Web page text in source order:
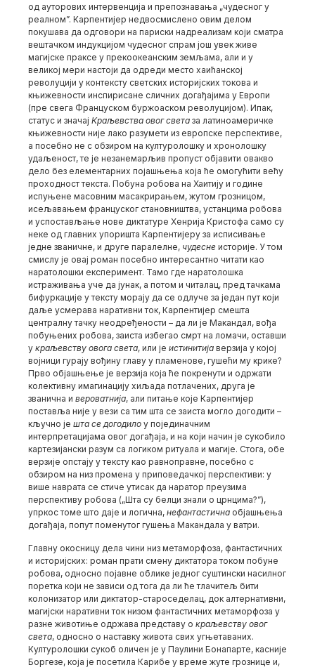
од ауторових интервенција и препознавања „чудесног у
реалном”. Карпентијер недвосмислено овим делом
покушава да одговори на париски надреализам који сматра
вештачком индукцијом чудесног спрам још увек живе
магијске праксе у прекоокеанским земљама, али и у
великој мери настоји да одреди место хаићанској
револуцији у контексту светских историјских токова и
књижевности инспирисане сличних догађајима у Европи
(пре свега Француском буржоаском револуцијом). Ипак,
статус и значај Краљевства овог света за латиноамеричке
књижевности није лако разумети из европске перспективе,
а посебно не с обзиром на културолошку и хронолошку
удаљеност, те је незанемарљив пропуст објавити овакво
дело без елементарних појашњења која ће омогућити већу
проходност текста. Побуна робова на Хаитију и године
испуњене масовним масакрирањем, жутом грозницом,
исељавањем француског становништва, устанцима робова
и успостављање нове диктатуре Хенрија Кристофа само су
неке од главних упоришта Карпентијеру за исписивање
једне званичне, и друге паралелне, чудесне историје. У том
смислу је овај роман посебно интересантно читати као
наратолошки експеримент. Тамо где наратолошка
истраживања уче да јунак, а потом и читалац, пред тачкама
бифуркације у тексту морају да се одлуче за један пут који
даље усмерава наративни ток, Карпентијер смешта
централну тачку неодређености – да ли је Макандал, вођа
побуњених робова, заиста избегао смрт на ломачи, оставши
у краљевству овога света, или је истинитија верзија у којој
војници гурају вођину главу у пламенове, гушећи му крике?
Прво објашњење је верзија која ће покренути и одржати
колективну имагинацију хиљада потлачених, друга је
званична и вероватнија, али питање које Карпентијер
поставља није у вези са тим шта се заиста могло догодити –
кључно је шта се догодило у појединачним
интерпретацијама овог догађаја, и на који начин је сукобило
картезијански разум са логиком ритуала и магије. Стога, обе
верзије опстају у тексту као равноправне, посебно с
обзиром на низ промена у приповедачкој перспективи: у
више наврата се стиче утисак да наратор преузима
перспективу робова („Шта су белци знали о црнцима?”),
упркос томе што даје и логична, нефантастична објашњења
догађаја, попут поменутог гушења Макандала у ватри.
Главну окосницу дела чини низ метаморфоза, фантастичних
и историјских: роман прати смену диктатора током побуне
робова, односно појавне облике једног суштински насилног
поретка који не зависи од тога да ли ће тлачитељ бити
колонизатор или диктатор-староседелац, док алтернативни,
магијски наративни ток низом фантастичних метаморфоза у
разне животиње одржава представу о краљевству овог
света, односно о наставку живота свих угњетаваних.
Културолошки сукоб оличен је у Паулини Бонапарте, касније
Боргезе, која је посетила Карибе у време жуте грознице и,